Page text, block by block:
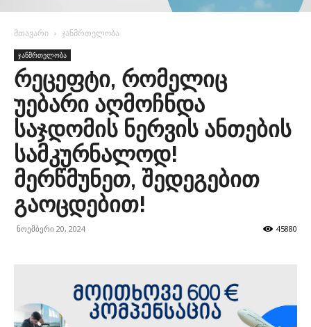
მთავარი ჯანმრთელობა
ჯანმრთელობა
რეცეფტი, რომელიც
უებარი აღმოჩნდა
საჯდომის ნერვის ანთების
სამკურნალოდ!
მერწმუნეთ, შედეგებით
გაოცდებით!
ნოემბერი 20, 2024 45880